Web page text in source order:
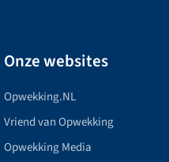
Onze websites
Opwekking.NL
Vriend van Opwekking
Opwekking Media